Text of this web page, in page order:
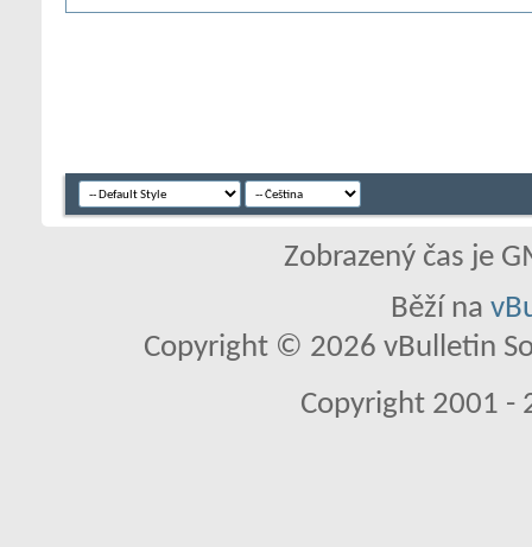
Zobrazený čas je
Běží na
Copyright © 2026 vBulletin
Copyright 2001 -